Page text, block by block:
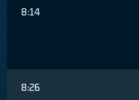
8:14
8:26